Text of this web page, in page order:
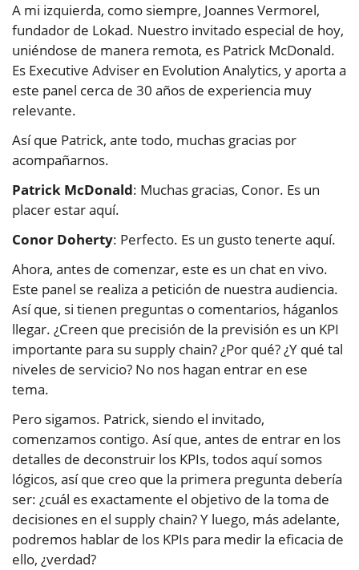
A mi izquierda, como siempre, Joannes Vermorel,
fundador de Lokad. Nuestro invitado especial de hoy,
uniéndose de manera remota, es Patrick McDonald.
Es Executive Adviser en Evolution Analytics, y aporta a
este panel cerca de 30 años de experiencia muy
relevante.
Así que Patrick, ante todo, muchas gracias por
acompañarnos.
Patrick McDonald: Muchas gracias, Conor. Es un
placer estar aquí.
Conor Doherty: Perfecto. Es un gusto tenerte aquí.
Ahora, antes de comenzar, este es un chat en vivo.
Este panel se realiza a petición de nuestra audiencia.
Así que, si tienen preguntas o comentarios, háganlos
llegar. ¿Creen que precisión de la previsión es un KPI
importante para su supply chain? ¿Por qué? ¿Y qué tal
niveles de servicio? No nos hagan entrar en ese
tema.
Pero sigamos. Patrick, siendo el invitado,
comenzamos contigo. Así que, antes de entrar en los
detalles de deconstruir los KPIs, todos aquí somos
lógicos, así que creo que la primera pregunta debería
ser: ¿cuál es exactamente el objetivo de la toma de
decisiones en el supply chain? Y luego, más adelante,
podremos hablar de los KPIs para medir la eficacia de
ello, ¿verdad?